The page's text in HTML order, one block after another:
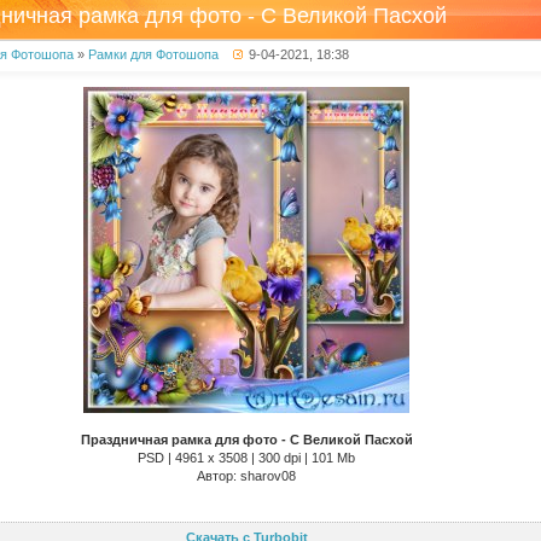
рамка для фото - С Великой Пасхой
Фотошопа » Рамки для Фотошопа 9-04-2021, 18:38
Праздничная рамка для фото - С Великой Пасхой
PSD | 4961 х 3508 | 300 dpi | 101 Mb
Автор: sharov08
Скачать с Turbobit